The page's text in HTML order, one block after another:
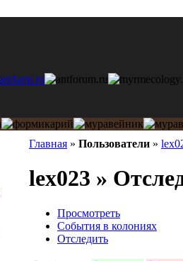
Главная » Пользователи »
lex023 »
Просмотреть
События в колониях
Отследить